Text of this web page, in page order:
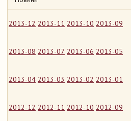
2013-12 2013-11 2013-10 2013-09
2013-08 2013-07 2013-06 2013-05
2013-04 2013-03 2013-02 2013-01
2012-12 2012-11 2012-10 2012-09